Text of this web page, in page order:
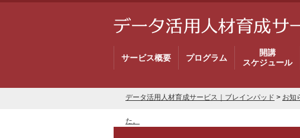
サービス概要 プログラム
開講
スケジュール
データ活用人材育成サービス｜ブレインパッド > お知
た。